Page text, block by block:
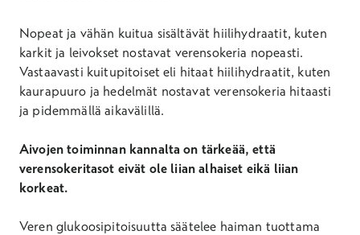
Nopeat ja vähän kuitua sisältävät hiilihydraatit, kuten
karkit ja leivokset nostavat verensokeria nopeasti.
Vastaavasti kuitupitoiset eli hitaat hiilihydraatit, kuten
kaurapuuro ja hedelmät nostavat verensokeria hitaasti
ja pidemmällä aikavälillä.
Aivojen toiminnan kannalta on tärkeää, että
verensokeritasot eivät ole liian alhaiset eikä liian
korkeat.
Veren glukoosipitoisuutta säätelee haiman tuottama